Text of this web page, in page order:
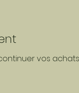
vos